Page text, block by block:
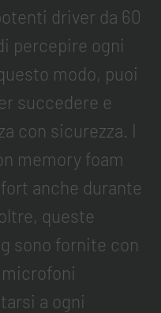
driver da 60
percepire ogni
modo, puoi
succedere e
con sicurezza. I
memory foam
anche durante
queste
sono fornite con
microfoni
a ogni